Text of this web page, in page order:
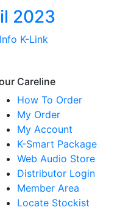
2023
Info K-Link
Careline
How To Order
My Order
My Account
K-Smart Package
Web Audio Store
Distributor Login
Member Area
Locate Stockist